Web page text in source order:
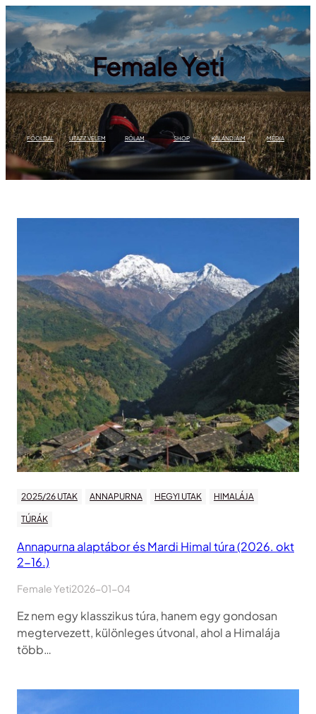
Ugrás
a
tartalomhoz
Female Yeti
FŐOLDAL UTAZZ VELEM RÓLAM SHOP KALANDJAIM MÉDIA
2025/26 UTAK ANNAPURNA HEGYI UTAK HIMALÁJA
TÚRÁK
Annapurna alaptábor és Mardi Himal túra (2026. okt
2-16.)
Female Yeti2026-01-04
Ez nem egy klasszikus túra, hanem egy gondosan
megtervezett, különleges útvonal, ahol a Himalája
több…